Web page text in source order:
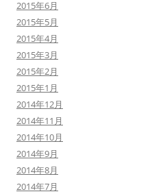
2015年6月
2015年5月
2015年4月
2015年3月
2015年2月
2015年1月
2014年12月
2014年11月
2014年10月
2014年9月
2014年8月
2014年7月